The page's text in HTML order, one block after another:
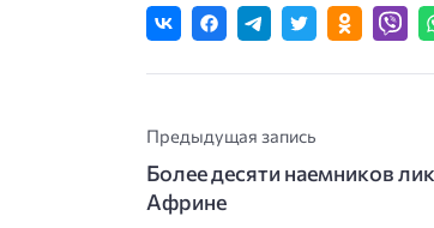
Предыдущая запись
Более десяти наемников
Африне